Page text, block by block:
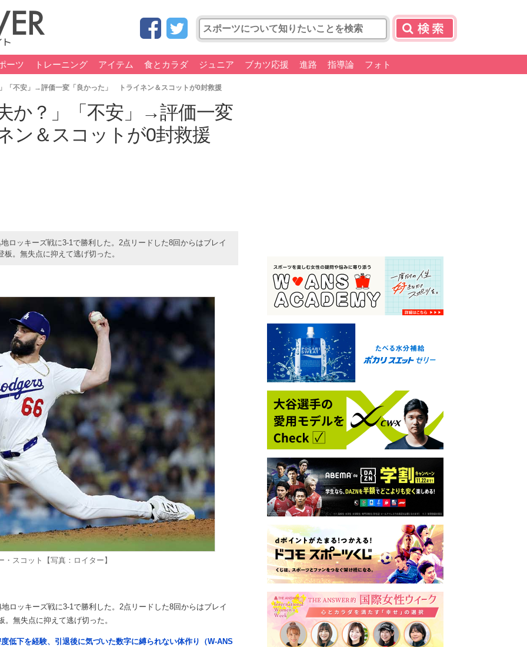
ーツ トレーニング アイテム 食とカラダ ジュニア ブカツ応援 進路 指導論 フォト
「不安」→評価一変「良かった」 トライネン＆スコットが0封救援
か？」「不安」→評価一変
＆スコットが0封救援
ロッキーズ戦に3-1で勝利した。2点リードした8回からはブレイ
。無失点に抑えて逃げ切った。
・スコット【写真：ロイター】
ッキーズ戦に3-1で勝利した。2点リードした8回からはブレイ
無失点に抑えて逃げ切った。
下を経験、引退後に気づいた数字に縛られない体作り（W-ANS